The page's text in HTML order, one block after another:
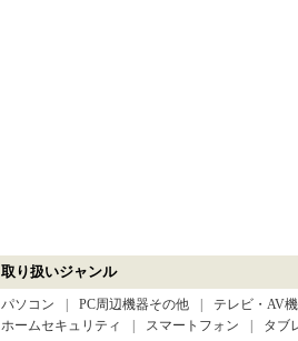
取り扱いジャンル
パソコン PC周辺機器その他 テレビ・AV
ホームセキュリティ
スマートフォン タブ